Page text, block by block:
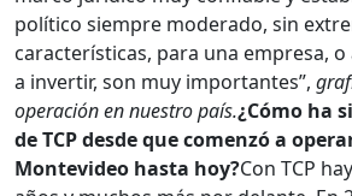
político siempre moderado, sin
características, para una empresa,
a invertir, son muy importantes”,
operación en nuestro país.¿Cómo ha
de TCP desde que comenzó a
Montevideo hasta hoy?Con TCP